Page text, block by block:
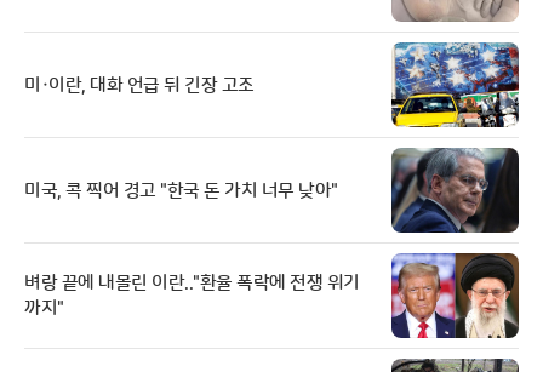
미·이란, 대화 언급 뒤 긴장 고조
미국, 콕 찍어 경고 "한국 돈 가치 너무 낮아"
벼랑 끝에 내몰린 이란.."환율 폭락에 전쟁 위기
까지"